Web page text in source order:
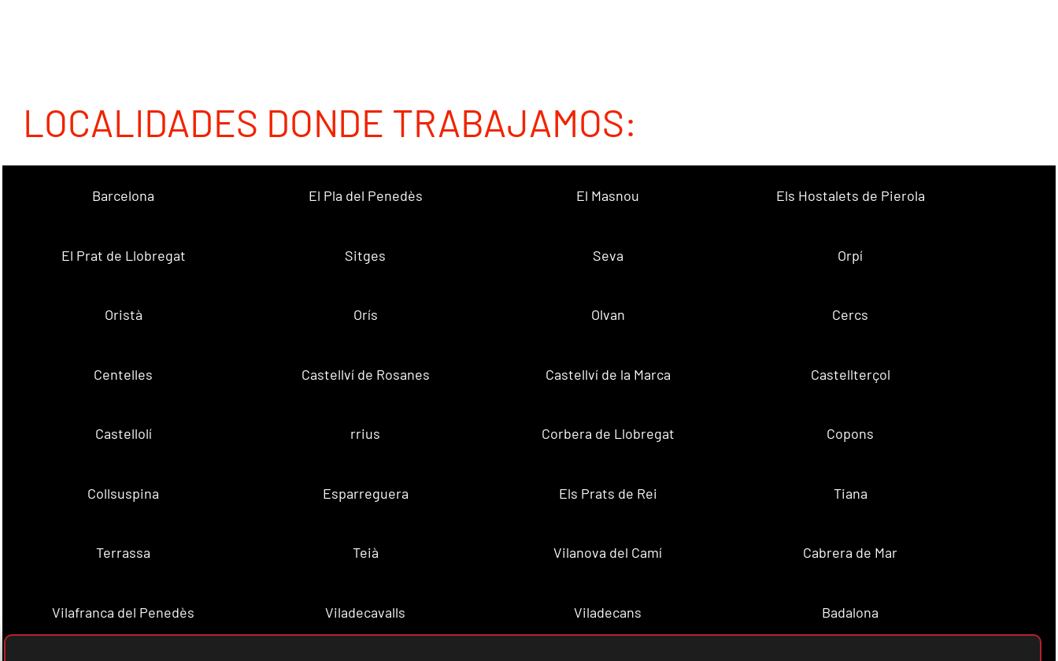
LOCALIDADES DONDE TRABAJAMOS:
Barcelona El Pla del Penedès El Masnou Els Hostalets de Pierola
El Prat de Llobregat Sitges Seva Orpí
Oristà Orís Olvan Cercs
Centelles Castellví de Rosanes Castellví de la Marca Castellterçol
Castellolí rrius Corbera de Llobregat Copons
Collsuspina Esparreguera Els Prats de Rei Tiana
Terrassa Teià Vilanova del Camí Cabrera de Mar
Vilafranca del Penedès Viladecavalls Viladecans Badalona